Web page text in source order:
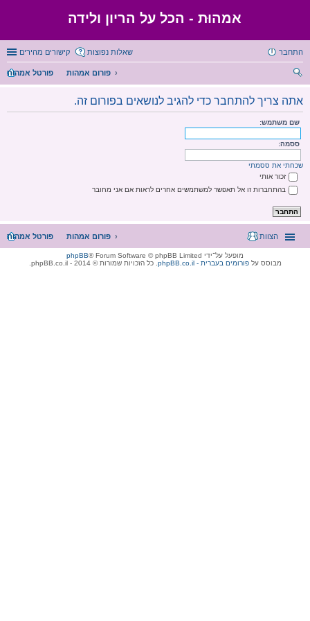
אמהוּת - הכל על הריון ולידה
קישורים מהירים שאלות נפוצות התחבר
פורטל אמהות
פורום אמהות
ש
אתה צריך להתחבר כדי להגיב לנושאים בפורום זה.
שם משתמש:
ססמה:
שכחתי את ססמתי
זכור אותי
בהתחברות זו אל תאפשר למשתמשים אחרים לראות אם אני מחובר
פורטל אמהות פורום אמהות הצוות
מופעל על־ידי phpBB® Forum Software © phpBB Limited
מבוסס עלphpBB.co.il - פורומים בעברית . כל הזכויות שמורות © 2014 - phpBB.co.il.